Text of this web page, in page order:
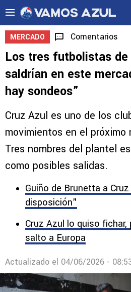
MERCADO Comentarios
Los tres futbolistas de
saldrían en este
hay sondeos”
Cruz Azul es uno de los
movimientos en el próximo
Tres nombres del plantel
como posibles salidas.
Guiño de Brunetta a
disposición"
Cruz Azul lo quiso fichar,
salto a Europa
Actualizado el 04/06/2026 -